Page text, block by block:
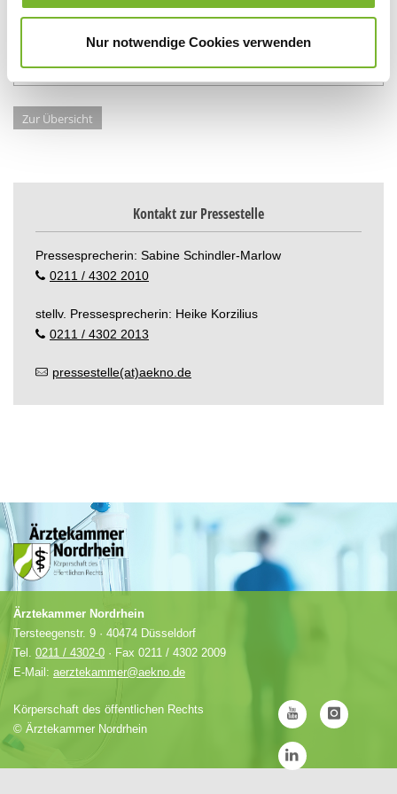
Nur notwendige Cookies verwenden
Quereinstieg in die
Zur Übersicht
Kontakt zur Pressestelle
Pressesprecherin: Sabine Schindler-Marlow
0211 / 4302 2010
stellv. Pressesprecherin: Heike Korzilius
0211 / 4302 2013
pressestelle(at)aekno.de
Ärztekammer Nordrhein
Tersteegenstr. 9 · 40474 Düsseldorf
Tel. 0211 / 4302-0 · Fax 0211 / 4302 2009
E-Mail: aerztekammer@aekno.de
Körperschaft des öffentlichen Rechts
© Ärztekammer Nordrhein